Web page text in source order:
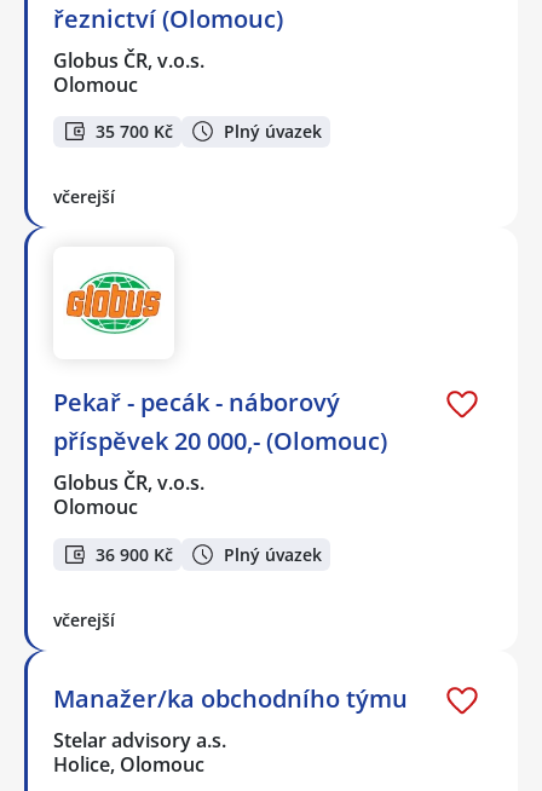
řeznictví (Olomouc)
Globus ČR, v.o.s.
Olomouc
35 700 Kč Plný úvazek
včerejší
Pekař - pecák - náborový
příspěvek 20 000,- (Olomouc)
Globus ČR, v.o.s.
Olomouc
36 900 Kč Plný úvazek
včerejší
Manažer/ka obchodního týmu
Stelar advisory a.s.
Holice, Olomouc